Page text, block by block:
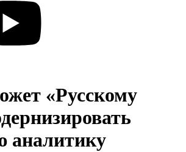
«Русскому
аналитику